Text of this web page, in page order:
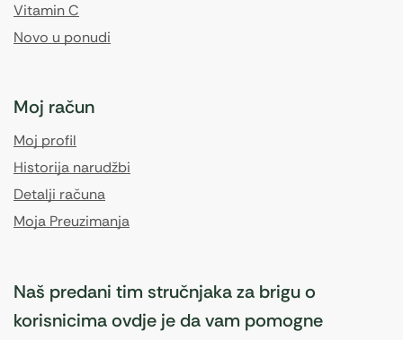
Vitamin C
Novo u ponudi
Moj račun
Moj profil
Historija narudžbi
Detalji računa
Moja Preuzimanja
Naš predani tim stručnjaka za brigu o
korisnicima ovdje je da vam pomogne